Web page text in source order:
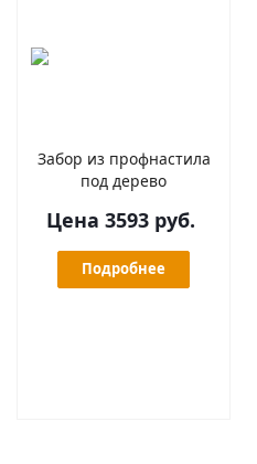
Забор из профнастила
под дерево
Цена 3593 руб.
Подробнее